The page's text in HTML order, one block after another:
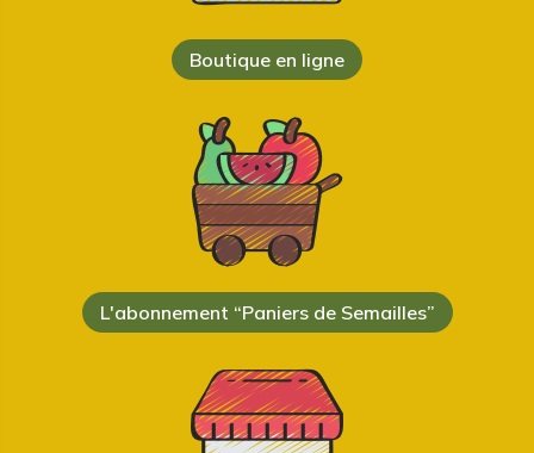
Boutique en ligne
L'abonnement “Paniers de Semailles”